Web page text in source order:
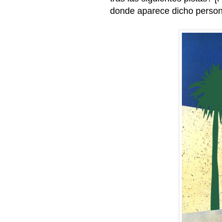
donde aparece dicho